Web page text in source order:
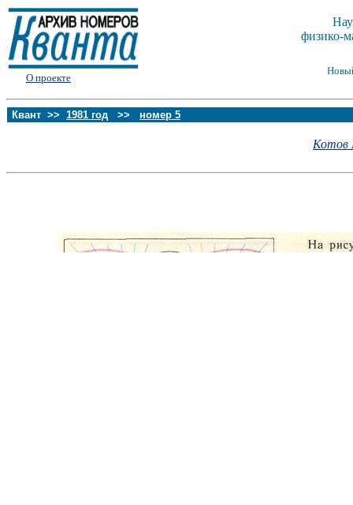
О проекте
физико-
Квант >> 1981 год >> номер 5